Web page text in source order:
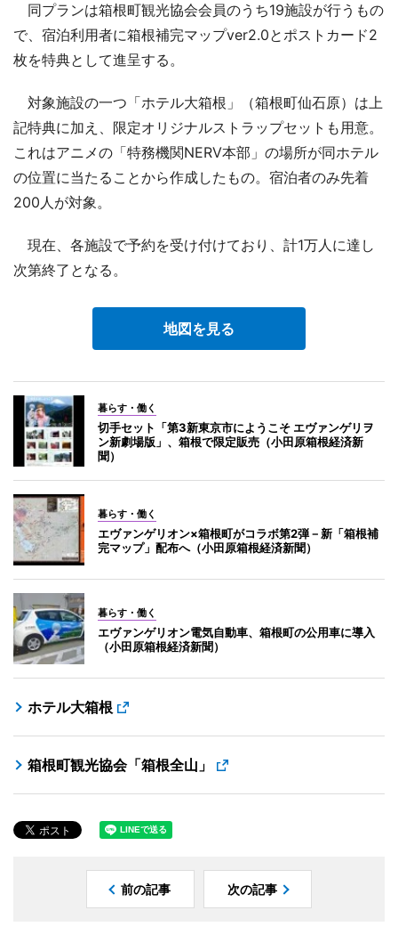
同プランは箱根町観光協会会員のうち19施設が行うもの
で、宿泊利用者に箱根補完マップver2.0とポストカード2
枚を特典として進呈する。
対象施設の一つ「ホテル大箱根」（箱根町仙石原）は上
記特典に加え、限定オリジナルストラップセットも用意。
これはアニメの「特務機関NERV本部」の場所が同ホテル
の位置に当たることから作成したもの。宿泊者のみ先着
200人が対象。
現在、各施設で予約を受け付けており、計1万人に達し
次第終了となる。
地図を見る
暮らす・働く
切手セット「第3新東京市にようこそ エヴァンゲリヲ
ン新劇場版」、箱根で限定販売（小田原箱根経済新
聞）
暮らす・働く
エヴァンゲリオン×箱根町がコラボ第2弾－新「箱根補
完マップ」配布へ（小田原箱根経済新聞）
暮らす・働く
エヴァンゲリオン電気自動車、箱根町の公用車に導入
（小田原箱根経済新聞）
ホテル大箱根
箱根町観光協会「箱根全山」
前の記事 次の記事